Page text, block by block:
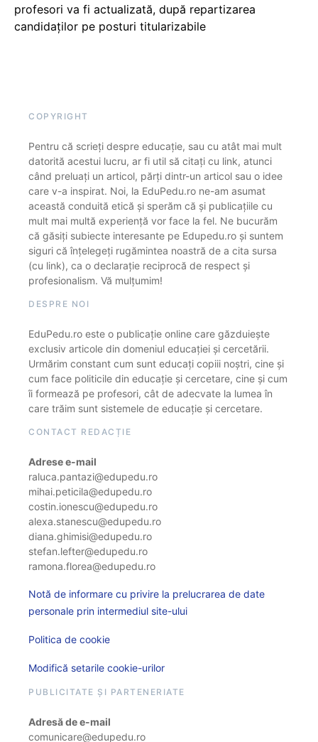
profesori va fi actualizată, după repartizarea
candidaților pe posturi titularizabile
COPYRIGHT
Pentru că scrieți despre educație, sau cu atât mai mult
datorită acestui lucru, ar fi util să citați cu link, atunci
când preluați un articol, părți dintr-un articol sau o idee
care v-a inspirat. Noi, la EduPedu.ro ne-am asumat
această conduită etică și sperăm că și publicațiile cu
mult mai multă experiență vor face la fel. Ne bucurăm
că găsiți subiecte interesante pe Edupedu.ro și suntem
siguri că înțelegeți rugămintea noastră de a cita sursa
(cu link), ca o declarație reciprocă de respect și
profesionalism. Vă mulțumim!
DESPRE NOI
EduPedu.ro este o publicație online care găzduiește
exclusiv articole din domeniul educației și cercetării.
Urmărim constant cum sunt educați copiii noștri, cine și
cum face politicile din educație și cercetare, cine și cum
îi formează pe profesori, cât de adecvate la lumea în
care trăim sunt sistemele de educație și cercetare.
CONTACT REDACȚIE
Adrese e-mail
raluca.pantazi@edupedu.ro
mihai.peticila@edupedu.ro
costin.ionescu@edupedu.ro
alexa.stanescu@edupedu.ro
diana.ghimisi@edupedu.ro
stefan.lefter@edupedu.ro
ramona.florea@edupedu.ro
Notă de informare cu privire la prelucrarea de date
personale prin intermediul site-ului
Politica de cookie
Modifică setarile cookie-urilor
PUBLICITATE ȘI PARTENERIATE
Adresă de e-mail
comunicare@edupedu.ro